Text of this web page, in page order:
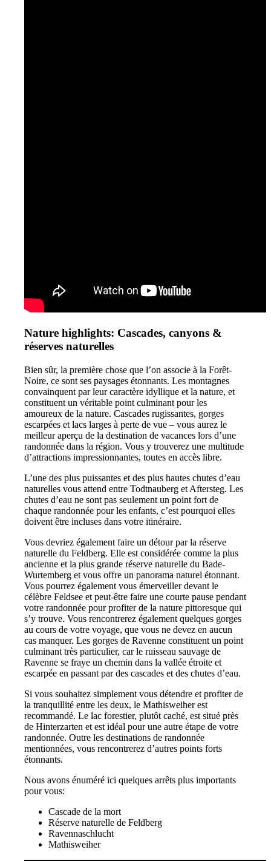
Nature highlights: Cascades, canyons &
réserves naturelles
Bien sûr, la première chose que l’on associe à la Forêt-
Noire, ce sont ses paysages étonnants. Les montagnes
convainquent par leur caractère idyllique et la nature, et
constituent un véritable point culminant pour les
amoureux de la nature. Cascades rugissantes, gorges
escarpées et lacs larges à perte de vue – vous aurez le
meilleur aperçu de la destination de vacances lors d’une
randonnée dans la région. Vous y trouverez une multitude
d’attractions impressionnantes, toutes en accès libre.
L’une des plus puissantes et des plus hautes chutes d’eau
naturelles vous attend entre Todtnauberg et Aftersteg. Les
chutes d’eau ne sont pas seulement un point fort de
chaque randonnée pour les enfants, c’est pourquoi elles
doivent être incluses dans votre itinéraire.
Vous devriez également faire un détour par la réserve
naturelle du Feldberg. Elle est considérée comme la plus
ancienne et la plus grande réserve naturelle du Bade-
Wurtemberg et vous offre un panorama naturel étonnant.
Vous pourrez également vous émerveiller devant le
célèbre Feldsee et peut-être faire une courte pause pendant
votre randonnée pour profiter de la nature pittoresque qui
s’y trouve. Vous rencontrerez également quelques gorges
au cours de votre voyage, que vous ne devez en aucun
cas manquer. Les gorges de Ravenne constituent un point
culminant très particulier, car le ruisseau sauvage de
Ravenne se fraye un chemin dans la vallée étroite et
escarpée en passant par des cascades et des chutes d’eau.
Si vous souhaitez simplement vous détendre et profiter de
la tranquillité entre les deux, le Mathisweiher est
recommandé. Le lac forestier, plutôt caché, est situé près
de Hinterzarten et est idéal pour une autre étape de votre
randonnée. Outre les destinations de randonnée
mentionnées, vous rencontrerez d’autres points forts
étonnants.
Nous avons énuméré ici quelques arrêts plus importants
pour vous:
Cascade de la mort
Réserve naturelle de Feldberg
Ravennaschlucht
Mathisweiher